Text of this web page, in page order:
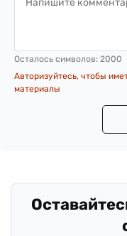
Осталось символов: 2000
Авторизуйтесь, чтобы
материалы